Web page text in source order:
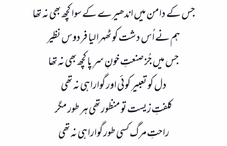
جس کے دامن میں اندھیرے کے سوا کچھ بھی نہ تھا
ہم نے اُس دشت کو ٹھہرا لیا فردوس نظیر
جس میں جُز صنعتِ خونِ سرِ پا کچھ بھی نہ تھا
دل کو تعبیر کوئی اور گوارا ہی نہ تھی
کلفتِ زیست تو منظور تھی ہر طور مگر
راحتِ مرگ کسی طور گوارا ہی نہ تھی